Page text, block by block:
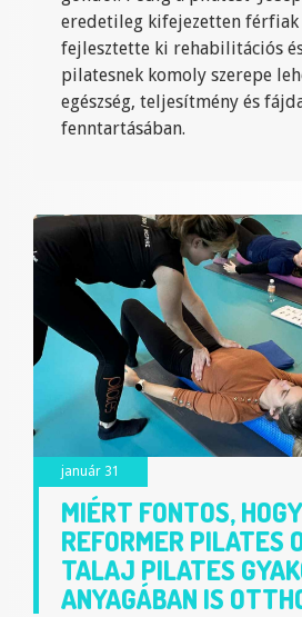
eredetileg kifejezetten férfiak
fejlesztette ki rehabilitációs
pilatesnek komoly szerepe
egészség, teljesítmény és
fenntartásában.
január 31
MIÉRT FONTOS,
REFORMER PILATES
TALAJ PILATES
ANYAGÁBAN IS